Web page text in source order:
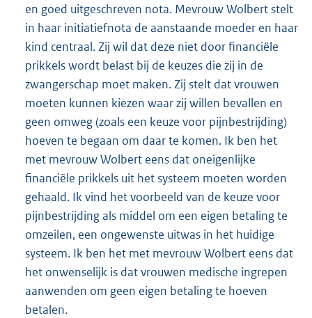
en goed uitgeschreven nota. Mevrouw Wolbert stelt
in haar initiatiefnota de aanstaande moeder en haar
kind centraal. Zij wil dat deze niet door financiële
prikkels wordt belast bij de keuzes die zij in de
zwangerschap moet maken. Zij stelt dat vrouwen
moeten kunnen kiezen waar zij willen bevallen en
geen omweg (zoals een keuze voor pijnbestrijding)
hoeven te begaan om daar te komen. Ik ben het
met mevrouw Wolbert eens dat oneigenlijke
financiële prikkels uit het systeem moeten worden
gehaald. Ik vind het voorbeeld van de keuze voor
pijnbestrijding als middel om een eigen betaling te
omzeilen, een ongewenste uitwas in het huidige
systeem. Ik ben het met mevrouw Wolbert eens dat
het onwenselijk is dat vrouwen medische ingrepen
aanwenden om geen eigen betaling te hoeven
betalen.